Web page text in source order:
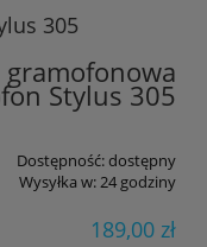
305
gramofonowa
Stylus 305
Dostępność:dostępny
Wysyłka w:24 godziny
189,00 zł